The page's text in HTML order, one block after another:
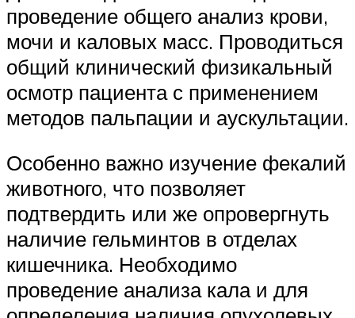
проведение общего анализ крови,
мочи и каловых масс. Проводиться
общий клинический физикальный
осмотр пациента с применением
методов пальпации и аускультации.
Особенно важно изучение фекалий
животного, что позволяет
подтвердить или же опровергнуть
наличие гельминтов в отделах
кишечника. Необходимо
проведение анализа кала и для